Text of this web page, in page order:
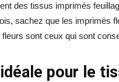
des tissus imprimés
sachez que les imprimés
sont ceux qui sont
pour le